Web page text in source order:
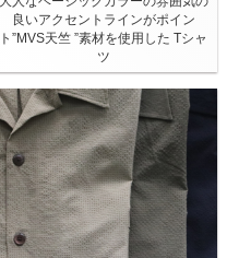
良いアクセントラインがポイン
ト”MVS天竺 ”素材を使用した Tシャ
ツ